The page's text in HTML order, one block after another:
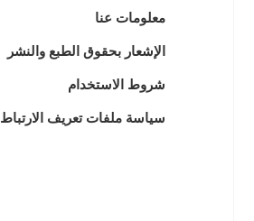
معلومات عنا
الإشعار بحقوق الطبع والنشر
شروط الاستخدام
سياسة ملفات تعريف الارتباط